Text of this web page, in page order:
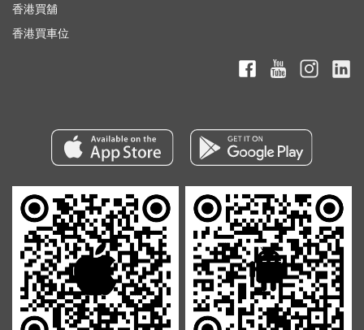
香港買舖
香港買車位